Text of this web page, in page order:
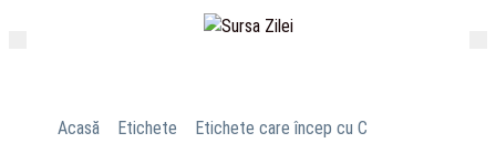
Acasă Etichete
Etichete care încep cu C